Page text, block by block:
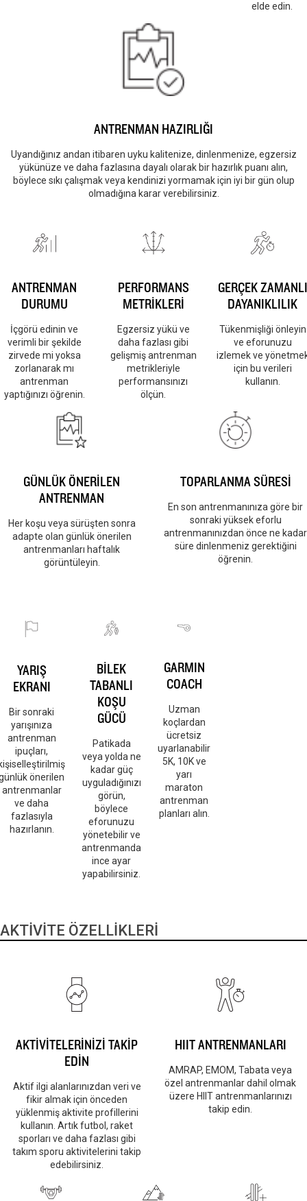
elde edin.
ANTRENMAN HAZIRLIĞI
Uyandığınız andan itibaren uyku kalitenize, dinlenmenize, egzersiz
yükünüze ve daha fazlasına dayalı olarak bir hazırlık puanı alın,
böylece sıkı çalışmak veya kendinizi yormamak için iyi bir gün olup
olmadığına karar verebilirsiniz.
ANTRENMAN
DURUMU
İçgörü edinin ve
verimli bir şekilde
zirvede mi yoksa
zorlanarak mı
antrenman
yaptığınızı öğrenin.
PERFORMANS
METRİKLERİ
Egzersiz yükü ve
daha fazlası gibi
gelişmiş antrenman
metrikleriyle
performansınızı
ölçün.
GERÇEK ZAMANLI
DAYANIKLILIK
Tükenmişliği önleyin
ve eforunuzu
izlemek ve
için bu verileri
kullanın.
GÜNLÜK ÖNERİLEN
ANTRENMAN
Her koşu veya sürüşten sonra
adapte olan günlük önerilen
antrenmanları haftalık
görüntüleyin.
TOPARLANMA SÜRESİ
En son antrenmanınıza göre bir
sonraki yüksek eforlu
antrenmanınızdan önce ne kadar
süre dinlenmeniz gerektiğini
öğrenin.
YARIŞ
EKRANI
Bir sonraki
yarışınıza
antrenman
ipuçları,
önerilen
antrenmanlar
ve daha
fazlasıyla
hazırlanın.
BİLEK
TABANLI
KOŞU
GÜCÜ
Patikada
veya yolda ne
kadar güç
uyguladığınızı
görün,
böylece
eforunuzu
yönetebilir ve
antrenmanda
ince ayar
yapabilirsiniz.
GARMIN
COACH
Uzman
koçlardan
ücretsiz
uyarlanabilir
5K, 10K ve
yarı
maraton
antrenman
planları alın.
AKTİVİTE ÖZELLİKLERİ
AKTİVİTELERİNİZİ TAKİP
EDİN
Aktif ilgi alanlarınızdan veri ve
fikir almak için önceden
yüklenmiş aktivite profillerini
kullanın. Artık futbol, raket
sporları ve daha fazlası gibi
takım sporu aktivitelerini takip
edebilirsiniz.
HIIT ANTRENMANLARI
AMRAP, EMOM, Tabata veya
özel antrenmanlar dahil olmak
üzere HIIT antrenmanlarınızı
takip edin.